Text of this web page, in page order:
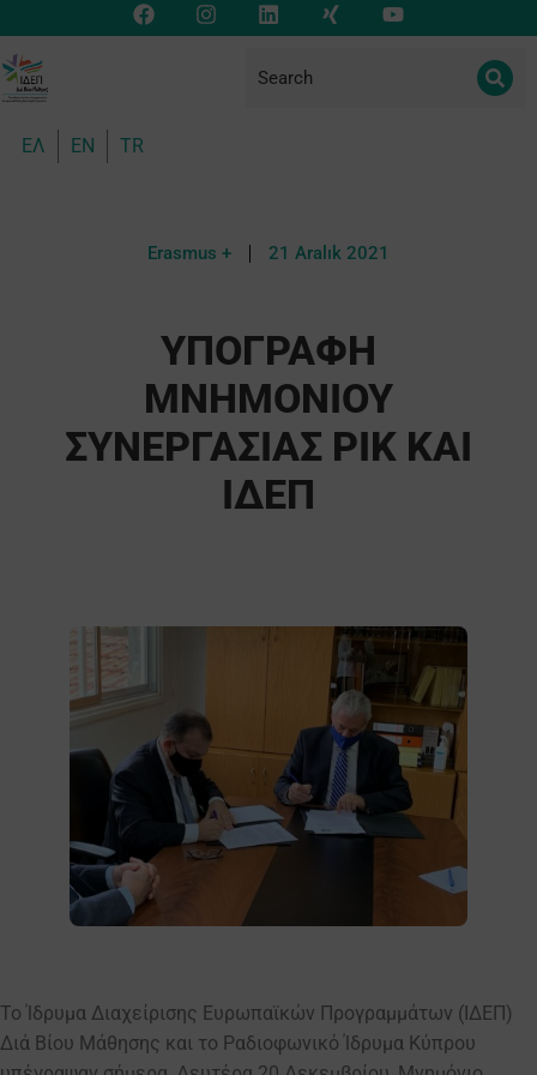
ΕΛ EN TR
Erasmus + 21 Aralık 2021
ΥΠΟΓΡΑΦΗ
ΜΝΗΜΟΝΙΟΥ
ΣΥΝΕΡΓΑΣΙΑΣ ΡΙΚ ΚΑΙ
ΙΔΕΠ
Το Ίδρυμα Διαχείρισης Ευρωπαϊκών Προγραμμάτων (ΙΔΕΠ)
Διά Βίου Μάθησης και το Ραδιοφωνικό Ίδρυμα Κύπρου